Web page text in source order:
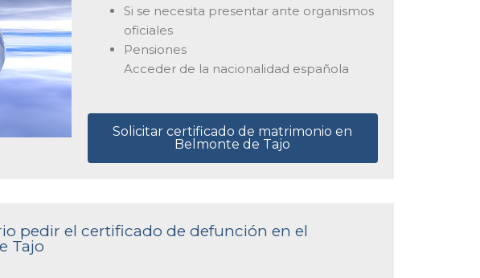
Si se necesita presentar ante organismos
oficiales
Pensiones
Acceder de la nacionalidad española
Solicitar certificado de matrimonio en
Belmonte de Tajo
pedir el certificado de defunción en el
Tajo